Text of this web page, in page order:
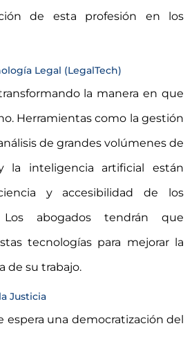
de esta profesión en los
Legal (LegalTech)
la manera en que
Herramientas como la gestión
de grandes volúmenes de
la inteligencia artificial están
y accesibilidad de los
Los abogados tendrán que
tecnologías para mejorar la
de su trabajo.
Justicia
espera una democratización del